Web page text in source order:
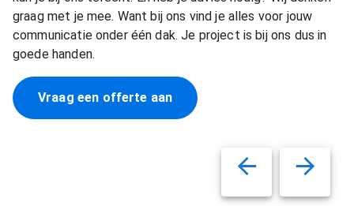
graag met je mee. Want bij ons vind je alles voor jouw
communicatie onder één dak. Je project is bij ons dus in
goede handen.
Vraag een offerte aan